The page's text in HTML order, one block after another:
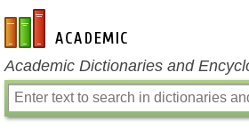
en-academic.com
Academic Dictionaries and